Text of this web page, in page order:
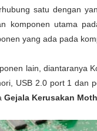
satu dengan
komponen utama
yang ada pada
lain, diantaranya
USB 2.0 port 1 dan
Gejala Kerusakan